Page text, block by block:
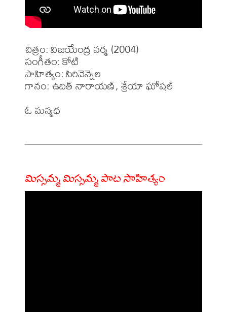
చిత్రం: విజయేంద్ర వర్మ (2004)
సంగీతం: కోటి
సాహిత్యం: సిరివెన్నెల
గానం: ఉదిత్ నారాయణ్, శ్రేయా ఘోషల్
ఓ మన్మధ
మిస్సమ్మ మిస్సమ్మ పాట సాహిత్యం